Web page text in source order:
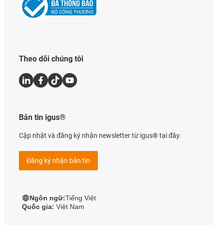
Theo dõi chúng tôi
Bản tin igus®
Cập nhật và đăng ký nhận newsletter từ igus® tại đây.
Đăng ký nhận bản tin
Ngôn ngữ:Tiếng Việt
Quốc gia: Việt Nam